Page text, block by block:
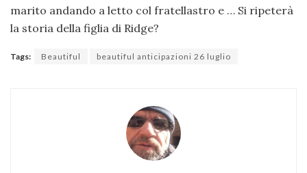
marito andando a letto col fratellastro e … Si ripeterà
la storia della figlia di Ridge?
Tags: Beautiful beautiful anticipazioni 26 luglio